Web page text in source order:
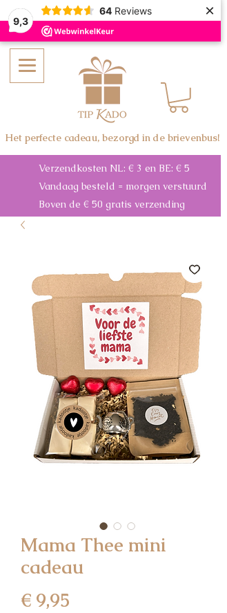
9,3
64 Reviews ×
Verzendkosten NL: € 3 en BE: € 5
Vandaag besteld = morgen verstuurd
Boven de € 50 gratis verzending
Het perfecte cadeau, bezorgd in de brievenbus!
Mama Thee mini
cadeau
€ 9,95